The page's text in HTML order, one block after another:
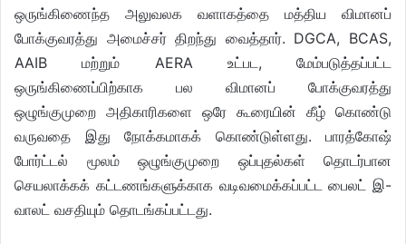
ஒருங்கிணைந்த அலுவலக வளாகத்தை மத்திய விமானப்
போக்குவரத்து அமைச்சர் திறந்து வைத்தார். DGCA, BCAS,
AAIB மற்றும் AERA உட்பட, மேம்படுத்தப்பட்ட
ஒருங்கிணைப்பிற்காக பல விமானப் போக்குவரத்து
ஒழுங்குமுறை அதிகாரிகளை ஒரே கூரையின் கீழ் கொண்டு
வருவதை இது நோக்கமாகக் கொண்டுள்ளது. பாரத்கோஷ்
போர்ட்டல் மூலம் ஒழுங்குமுறை ஒப்புதல்கள் தொடர்பான
செயலாக்கக் கட்டணங்களுக்காக வடிவமைக்கப்பட்ட பைலட் இ-
வாலட் வசதியும் தொடங்கப்பட்டது.